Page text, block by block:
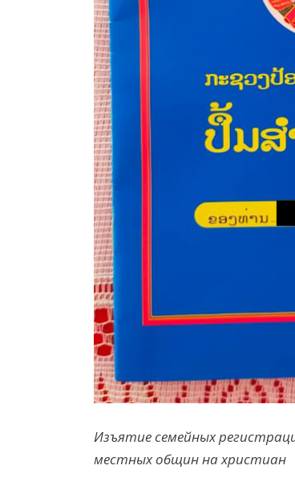
Изъятиесемейных
местных общин нахристиан